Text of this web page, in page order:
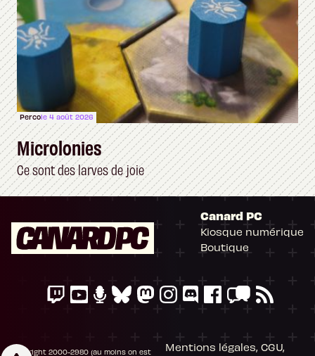
Percole 4 août 2026
Microlonies
Ce sont des larves de joie
Canard PC
Kiosque numérique
Boutique
Copyright 2000-2980 (au moins on est
Mentions légales, CGU,